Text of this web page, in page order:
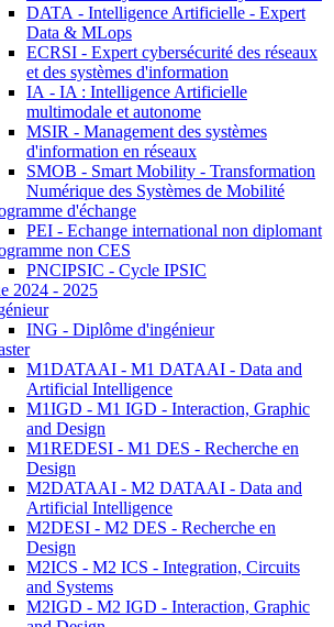
DATA - Intelligence Artificielle - Expert
Data & MLops
ECRSI - Expert cybersécurité des réseaux
et des systèmes d'information
IA - IA : Intelligence Artificielle
multimodale et autonome
MSIR - Management des systèmes
d'information en réseaux
SMOB - Smart Mobility - Transformation
Numérique des Systèmes de Mobilité
d'échange
PEI - Echange international non diplomant
non CES
PNCIPSIC - Cycle IPSIC
2024 - 2025
ING - Diplôme d'ingénieur
M1DATAAI - M1 DATAAI - Data and
Artificial Intelligence
M1IGD - M1 IGD - Interaction, Graphic
and Design
M1REDESI - M1 DES - Recherche en
Design
M2DATAAI - M2 DATAAI - Data and
Artificial Intelligence
M2DESI - M2 DES - Recherche en
Design
M2ICS - M2 ICS - Integration, Circuits
and Systems
M2IGD - M2 IGD - Interaction, Graphic